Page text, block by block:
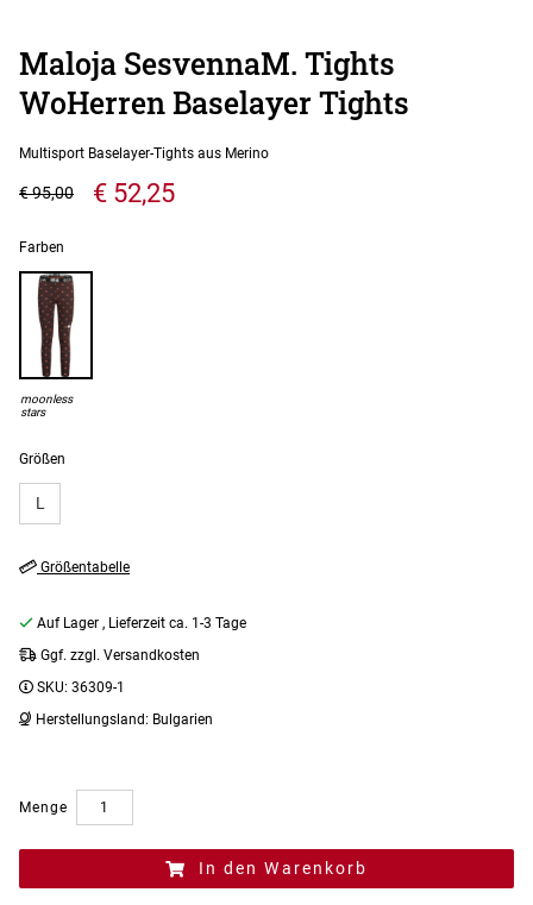
Maloja SesvennaM. Tights
WoHerren Baselayer Tights
Multisport Baselayer-Tights aus Merino
€ 52,25
€ 95,00
Größen
L
Farben
moonless
stars
Größentabelle
Auf Lager , Lieferzeit ca. 1-3 Tage
Ggf. zzgl. Versandkosten
SKU: 36309-1
Herstellungsland: Bulgarien
Menge
In den Warenkorb